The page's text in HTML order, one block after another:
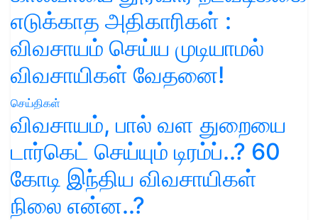
எடுக்காத அதிகாரிகள் :
விவசாயம் செய்ய முடியாமல்
விவசாயிகள் வேதனை!
செய்திகள்
விவசாயம், பால் வள துறையை
டார்கெட் செய்யும் டிரம்ப்..? 60
கோடி இந்திய விவசாயிகள்
நிலை என்ன..?